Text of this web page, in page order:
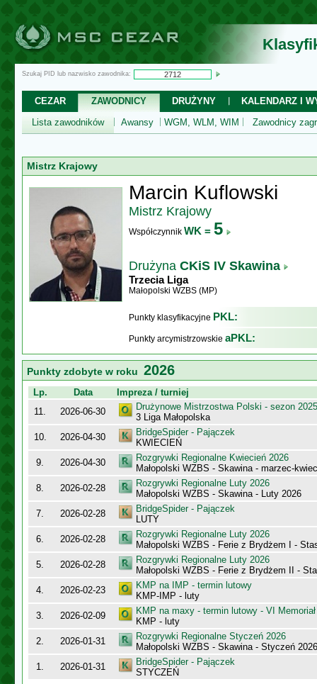
Szukaj PID lub nazwisko zawodnika:
CEZAR ZAWODNICY DRUŻYNY
KALENDARZ I
Lista zawodników
Awansy WGM, WLM, WIM Zawodnicy
Mistrz Krajowy
Marcin Kuflowski
Mistrz Krajowy
Współczynnik WK = 5
Drużyna CKiS IV Skawina
Trzecia Liga
Małopolski WZBS (MP)
Punkty klasyfikacyjne PKL:
Punkty arcymistrzowskie aPKL:
Punkty zdobyte w roku 2026
Lp. Data
Impreza / turniej
11.
2026-06-30
Drużynowe Mistrzostwa Polski - sezon
3 Liga Małopolska
10.
2026-04-30
BridgeSpider - Pajączek
KWIECIEŃ
9.
2026-04-30
Rozgrywki Regionalne Kwiecień 2026
Małopolski WZBS - Skawina - marzec-
8.
2026-02-28
Rozgrywki Regionalne Luty 2026
Małopolski WZBS - Skawina - Luty 2026
7.
2026-02-28
BridgeSpider - Pajączek
LUTY
6.
2026-02-28
Rozgrywki Regionalne Luty 2026
Małopolski WZBS - Ferie z Brydżem I -
5.
2026-02-28
Rozgrywki Regionalne Luty 2026
Małopolski WZBS - Ferie z Brydżem II -
4.
2026-02-23
KMP na IMP - termin lutowy
KMP-IMP - luty
3.
2026-02-09
KMP na maxy - termin lutowy - VI
KMP - luty
2.
2026-01-31
Rozgrywki Regionalne Styczeń 2026
Małopolski WZBS - Skawina - Styczeń 2026
1.
2026-01-31
BridgeSpider - Pajączek
STYCZEŃ